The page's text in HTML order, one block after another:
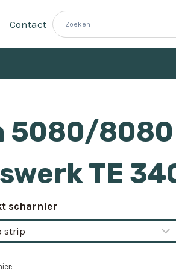
Contact
5080/
TE
scharnier